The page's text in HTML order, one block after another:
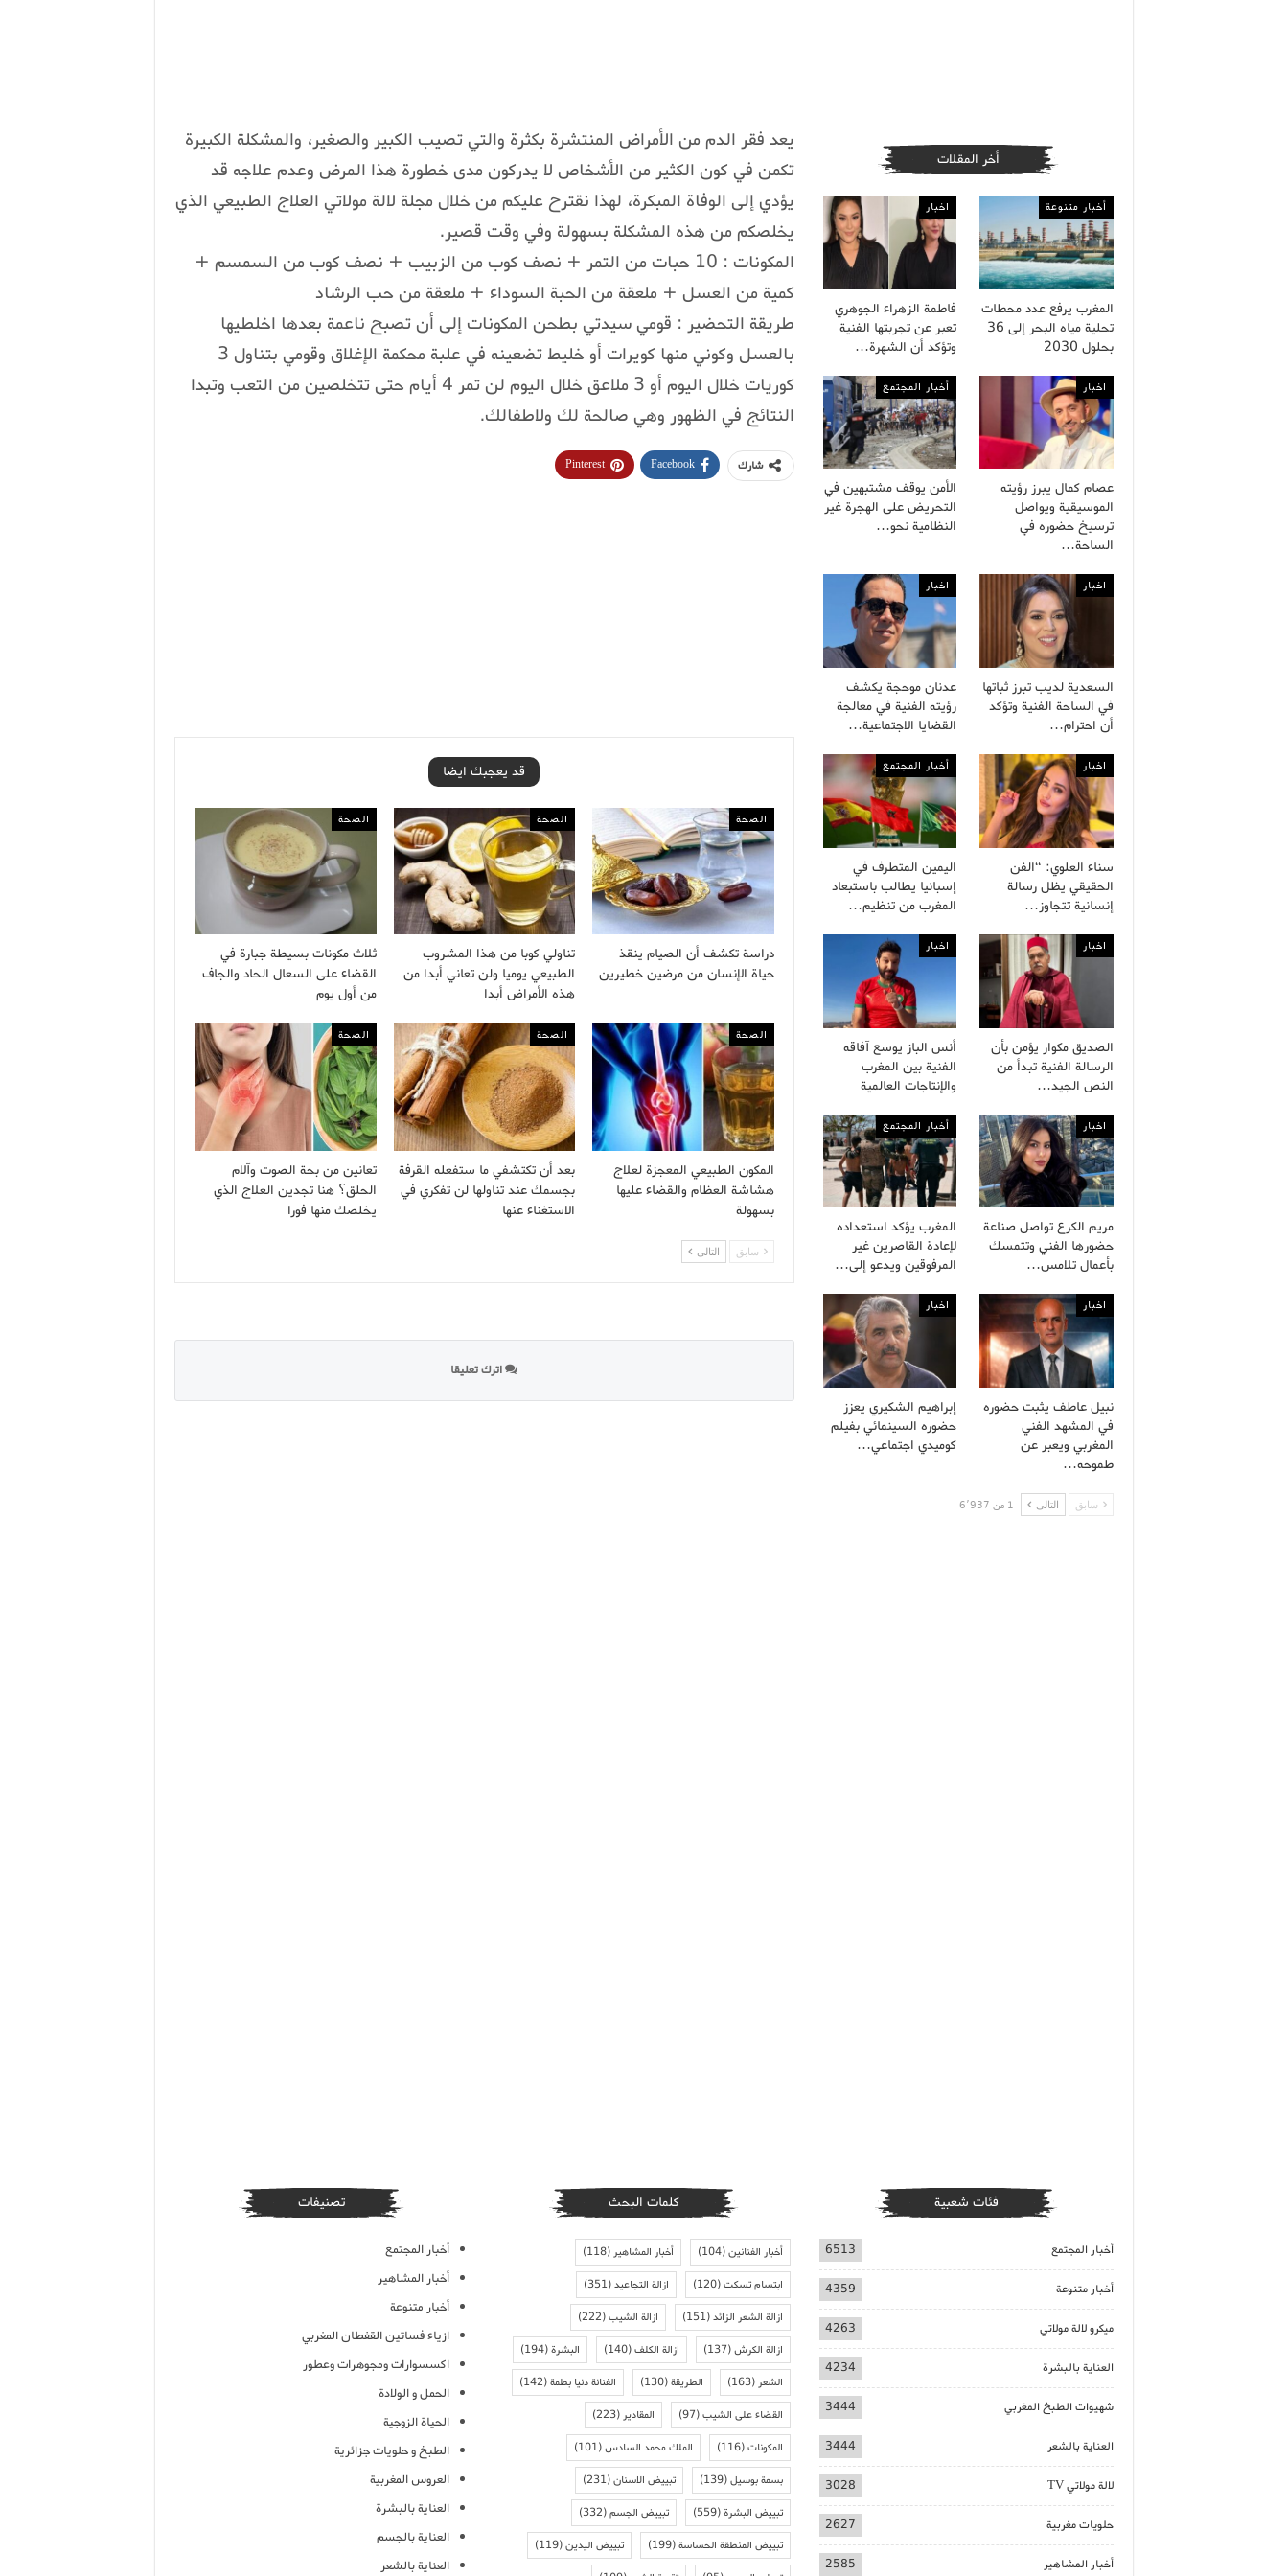
يعد فقر الدم من الأمراض المنتشرة بكثرة والتي تصيب الكبير والصغير، والمشكلة الكبيرة
تكمن في كون الكثير من الأشخاص لا يدركون مدى خطورة هذا المرض وعدم علاجه قد
يؤدي إلى الوفاة المبكرة، لهذا نقترح عليكم من خلال مجلة لالة مولاتي العلاج الطبيعي الذي
يخلصكم من هذه المشكلة بسهولة وفي وقت قصير.
المكونات : 10 حبات من التمر + نصف كوب من الزبيب + نصف كوب من السمسم +
كمية من العسل + ملعقة من الحبة السوداء + ملعقة من حب الرشاد
طريقة التحضير : قومي سيدتي بطحن المكونات إلى أن تصبح ناعمة بعدها اخلطيها
بالعسل وكوني منها كويرات أو خليط تضعينه في علبة محكمة الإغلاق وقومي بتناول 3
كوريات خلال اليوم أو 3 ملاعق خلال اليوم لن تمر 4 أيام حتى تتخلصين من التعب وتبدا
النتائج في الظهور وهي صالحة لك ولاطفالك.
شارك Facebook
Pinterest
قد يعجبك ايضا
الصحة
دراسة تكشف أن الصيام ينقذ
حياة الإنسان من مرضين خطيرين
الصحة
تناولي كوبا من هذا المشروب
الطبيعي يوميا ولن تعاني أبدا من
هذه الأمراض أبدا
الصحة
ثلاث مكونات بسيطة جبارة في
القضاء على السعال الحاد والجاف
من أول يوم
الصحة
المكون الطبيعي المعجزة لعلاج
هشاشة العظام والقضاء عليها
بسهولة
الصحة
بعد أن تكتشفي ما ستفعله القرفة
بجسمك عند تناولها لن تفكري في
الاستغناء عنها
الصحة
تعانين من بحة الصوت وآلام
الحلق؟ هنا تجدين العلاج الذي
يخلصك منها فورا
سابق التالى
اترك تعليقا
أخر المقلات
أخبار متنوعة
المغرب يرفع عدد محطات
تحلية مياه البحر إلى 36
بحلول 2030
اخبار
فاطمة الزهراء الجوهري
تعبر عن تجربتها الفنية
وتؤكد أن الشهرة…
اخبار
عصام كمال يبرز رؤيته
الموسيقية ويواصل
ترسيخ حضوره في
الساحة…
أخبار المجتمع
الأمن يوقف مشتبهين في
التحريض على الهجرة غير
النظامية نحو…
اخبار
السعدية لديب تبرز ثباتها
في الساحة الفنية وتؤكد
أن احترام…
اخبار
عدنان موحجة يكشف
رؤيته الفنية في معالجة
القضايا الاجتماعية…
اخبار
سناء العلوي: “الفن
الحقيقي يظل رسالة
إنسانية تتجاوز…
أخبار المجتمع
اليمين المتطرف في
إسبانيا يطالب باستبعاد
المغرب من تنظيم…
اخبار
الصديق مكوار يؤمن بأن
الرسالة الفنية تبدأ من
النص الجيد…
اخبار
أنس الباز يوسع آفاقه
الفنية بين المغرب
والإنتاجات العالمية
اخبار
مريم الكرع تواصل صناعة
حضورها الفني وتتمسك
بأعمال تلامس…
أخبار المجتمع
المغرب يؤكد استعداده
لإعادة القاصرين غير
المرفوقين ويدعو إلى…
اخبار
نبيل عاطف يثبت حضوره
في المشهد الفني
المغربي ويعبر عن
طموحه…
اخبار
إبراهيم الشكيري يعزز
حضوره السينمائي بفيلم
كوميدي اجتماعي…
سابق التالى 1 من 6٬937
فئات شعبية
أخبار المجتمع 6513
أخبار متنوعة 4359
ميكرو لالة مولاتي 4263
العناية بالبشرة 4234
شهيوات الطبخ المغربي 3444
العناية بالشعر 3444
لالة مولاتي TV 3028
حلويات مغربية 2627
أخبار المشاهير 2585
كلمات البحث
أخبار الفنانين(104) أخبار المشاهير(118)
ابتسام تسكت(120) ازالة التجاعيد(351)
ازالة الشعر الزائد(151) ازالة الشيب(222)
ازالة الكرش(137) ازالة الكلف(140) البشرة(194)
الشعر(163) الطريقة(130) الفنانة دنيا بطمة(142)
القضاء على الشيب(97) المقادير(223)
المكونات(116) الملك محمد السادس(101)
بسمة بوسيل(139) تبييض الاسنان(231)
تبييض البشرة(559) تبييض الجسم(332)
تبييض المنطقة الحساسة(199) تبييض اليدين(119)
تصنيفات
أخبار المجتمع
أخبار المشاهير
أخبار متنوعة
ازياء فساتين القفطان المغربي
اكسسوارات ومجوهرات وعطور
الحمل و الولادة
الحياة الزوجية
الطبخ و حلويات جزائرية
العروس المغربية
العناية بالبشرة
العناية بالجسم
العناية بالشعر